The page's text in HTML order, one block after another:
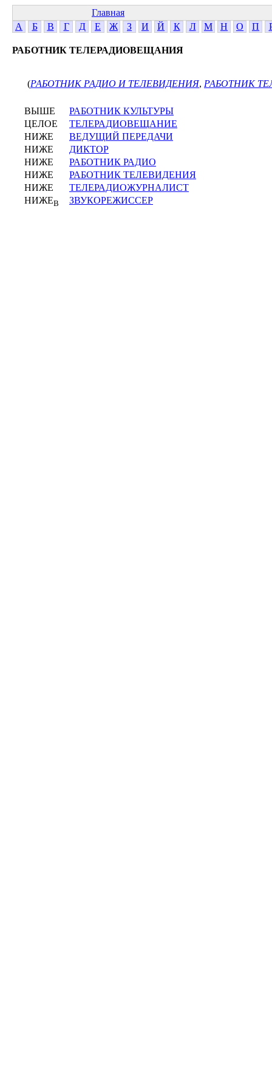
Главная
А
Б В Г Д Е Ж З И Й К Л М Н О П
РАБОТНИК ТЕЛЕРАДИОВЕЩАНИЯ
(РАБОТНИК РАДИО И ТЕЛЕВИДЕНИЯ, РАБОТНИК
ВЫШЕ
РАБОТНИК КУЛЬТУРЫ
ЦЕЛОЕ
ТЕЛЕРАДИОВЕЩАНИЕ
НИЖЕ
ВЕДУЩИЙ ПЕРЕДАЧИ
НИЖЕ
ДИКТОР
НИЖЕ
РАБОТНИК РАДИО
НИЖЕ
РАБОТНИК ТЕЛЕВИДЕНИЯ
НИЖЕ
ТЕЛЕРАДИОЖУРНАЛИСТ
НИЖЕВ ЗВУКОРЕЖИССЕР